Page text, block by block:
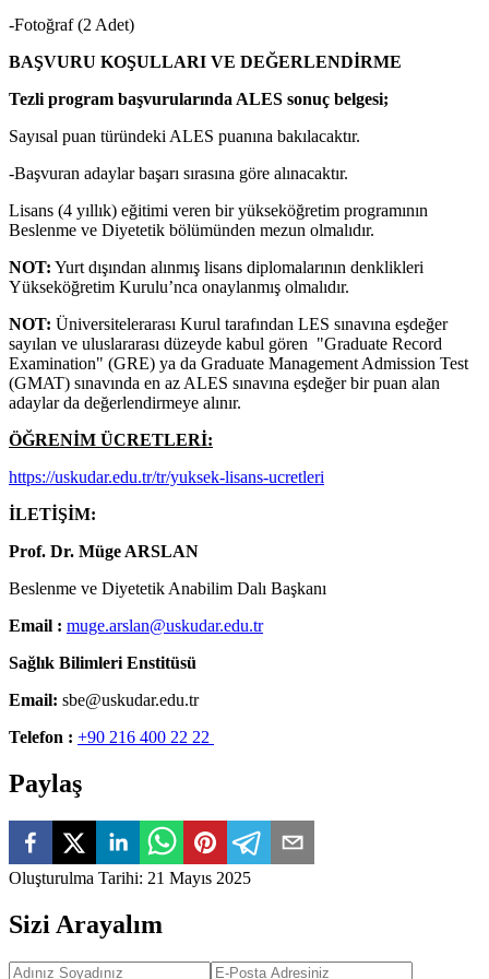
-Fotoğraf (2 Adet)
BAŞVURU KOŞULLARI VE DEĞERLENDİRME
Tezli program başvurularında ALES sonuç belgesi;
Sayısal puan türündeki ALES puanına bakılacaktır.
-Başvuran adaylar başarı sırasına göre alınacaktır.
Lisans (4 yıllık) eğitimi veren bir yükseköğretim programının
Beslenme ve Diyetetik bölümünden mezun olmalıdır.
NOT: Yurt dışından alınmış lisans diplomalarının denklikleri
Yükseköğretim Kurulu’nca onaylanmış olmalıdır.
NOT: Üniversitelerarası Kurul tarafından LES sınavına eşdeğer
sayılan ve uluslararası düzeyde kabul gören "Graduate Record
Examination" (GRE) ya da Graduate Management Admission Test
(GMAT) sınavında en az ALES sınavına eşdeğer bir puan alan
adaylar da değerlendirmeye alınır.
ÖĞRENİM ÜCRETLERİ:
https://uskudar.edu.tr/tr/yuksek-lisans-ucretleri
İLETİŞİM:
Prof. Dr. Müge ARSLAN
Beslenme ve Diyetetik Anabilim Dalı Başkanı
Email : muge.arslan@uskudar.edu.tr
Sağlık Bilimleri Enstitüsü
Email: sbe@uskudar.edu.tr
Telefon : +90 216 400 22 22
Paylaş
Oluşturulma Tarihi: 21 Mayıs 2025
Sizi Arayalım